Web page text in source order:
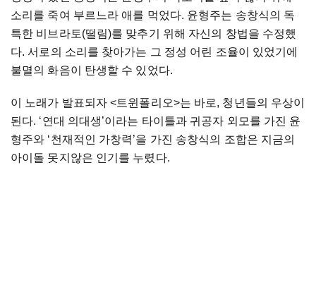
소리를 죽여 부르느라 애를 먹었다. 윤형주는 송창식의 독
특한 비브라토(떨림)를 맞추기 위해 자신의 창법을 수정했
다.서로의 소리를 찾아가는 그 정성 어린 조율이
있었기에
불멸의 화음이 탄생할 수 있었다.
이 노래가 발표되자 <트윈폴리오>는 바로, 청년들의 우상이
된다. ‘연대 의대생’이라는 타이틀과 귀공자 외모를 가진 윤
형주와 ‘천재적인 가창력’을 가진 송창식의 조합은 지금의
아이돌 못지않은 인기를 누렸다.